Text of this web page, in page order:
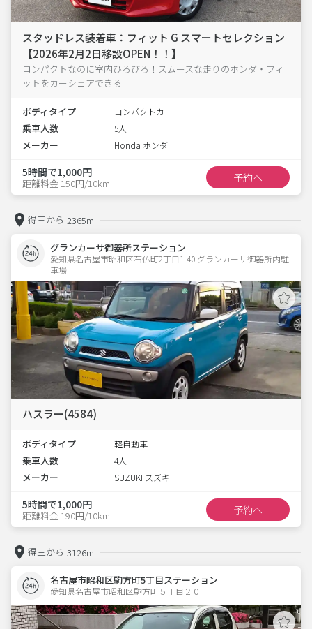
スタッドレス装着車：フィット G スマートセレクション
【2026年2月2日移設OPEN！！】
コンパクトなのに室内ひろびろ！スムースな走りのホンダ・フィ
ットをカーシェアできる
ボディタイプ コンパクトカー
乗車人数 5人
メーカー Honda ホンダ
5時間で1,000円
距離料金 150円/10km 予約へ
得三から 2365m
グランカーサ御器所ステーション
愛知県名古屋市昭和区石仏町2丁目1-40 グランカーサ御器所内駐
車場
ハスラー(4584)
ボディタイプ 軽自動車
乗車人数 4人
メーカー SUZUKI スズキ
5時間で1,000円
距離料金 190円/10km 予約へ
得三から 3126m
名古屋市昭和区駒方町5丁目ステーション
愛知県名古屋市昭和区駒方町５丁目２０